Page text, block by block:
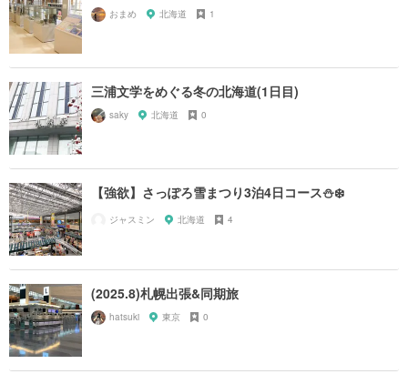
おまめ 北海道 1
三浦文学をめぐる冬の北海道(1日目)
saky 北海道 0
【強欲】さっぽろ雪まつり3泊4日コース⛄️❄️
ジャスミン 北海道 4
(2025.8)札幌出張&同期旅
hatsuki 東京 0